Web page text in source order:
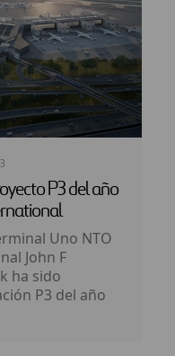
P3 del año
Uno NTO
John F
ha sido
P3 del año